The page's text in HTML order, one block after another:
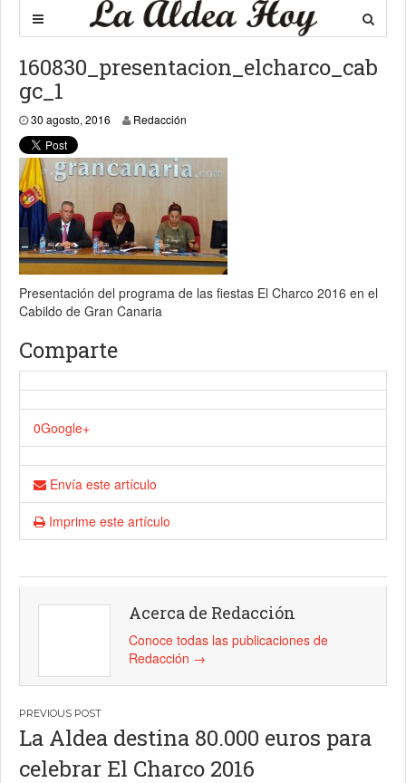
160830_presentacion_elcharco_cab
gc_1
30 agosto, 2016 31 agosto, 2016
Redacción
Presentación del programa de las fiestas El Charco 2016 en el
Cabildo de Gran Canaria
Comparte
0Google+
Envía este artículo
Imprime este artículo
Acerca de Redacción
Conoce todas las publicaciones de
Redacción →
Navegación
de
La Aldea destina 80.000 euros para
celebrar El Charco 2016